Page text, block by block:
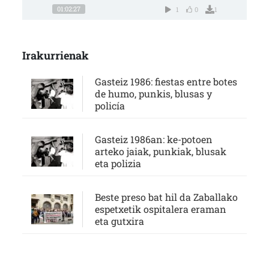
01:02:27 1 0 1
Irakurrienak
Gasteiz 1986: fiestas entre botes
de humo, punkis, blusas y
policía
Gasteiz 1986an: ke-potoen
arteko jaiak, punkiak, blusak
eta polizia
Beste preso bat hil da Zaballako
espetxetik ospitalera eraman
eta gutxira